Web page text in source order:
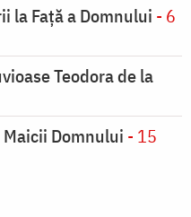
la Față a Domnului - 6
Teodora de la
Domnului - 15